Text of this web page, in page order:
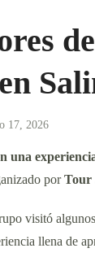
17, 2026
una
porTour
visitó
llena de